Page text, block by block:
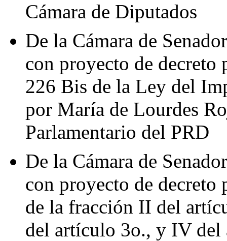
Cámara de Diputados
De la Cámara de
con proyecto de decreto
226 Bis de la Ley del
por María de Lourdes
Parlamentario del PRD
De la Cámara de
con proyecto de decreto
de la fracción II del
del artículo 3o., y IV